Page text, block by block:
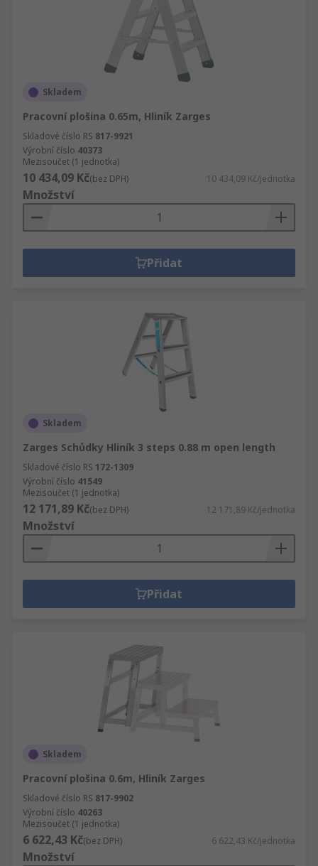
Skladem
Pracovní plošina 0.65m, Hliník Zarges
Skladové číslo RS 817-9921
Výrobní číslo 40373
Mezisoučet (1 jednotka)
10 434,09 Kč(bez DPH) 10 434,09 Kč/jednotka
Množství
Přidat
Skladem
Zarges Schůdky Hliník 3 steps 0.88 m open length
Skladové číslo RS 172-1309
Výrobní číslo 41549
Mezisoučet (1 jednotka)
12 171,89 Kč(bez DPH) 12 171,89 Kč/jednotka
Množství
Přidat
Skladem
Pracovní plošina 0.6m, Hliník Zarges
Skladové číslo RS 817-9902
Výrobní číslo 40263
Mezisoučet (1 jednotka)
6 622,43 Kč(bez DPH) 6 622,43 Kč/jednotka
Množství